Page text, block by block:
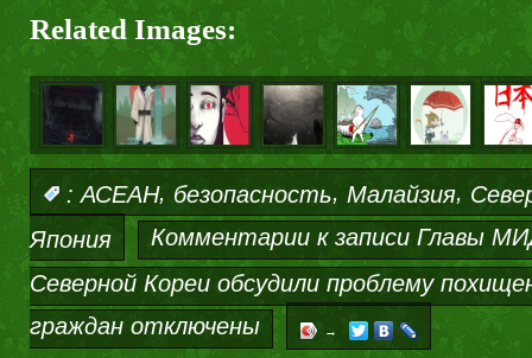
Related Images:
: АСЕАН, безопасность, Малайзия,
Япония
Комментарии к записи Главы
Северной Кореи обсудили проблему
граждан отключены →